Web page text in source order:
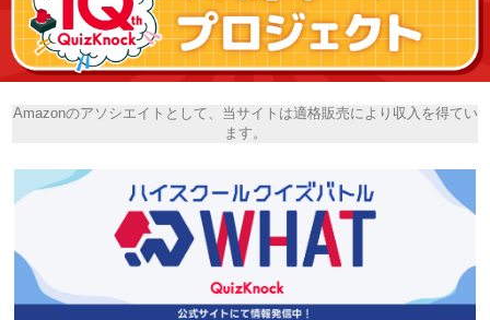
Amazonのアソシエイトとして、当サイトは適格販売により収入を得てい
ます。